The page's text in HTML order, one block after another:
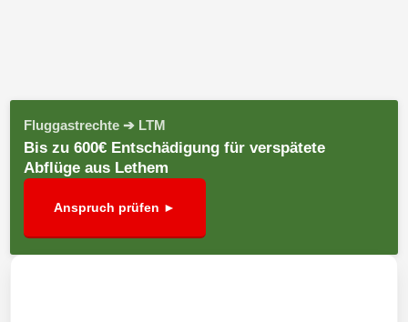
Fluggastrechte ➔ LTM
Bis zu 600€ Entschädigung für verspätete
Abflüge aus Lethem
Anspruch prüfen ►